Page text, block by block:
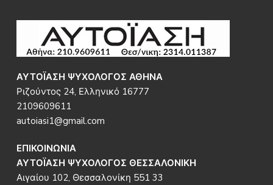
Footer
ΑΥΤΟΪΑΣΗ ΨΥΧΟΛΟΓΟΣ ΑΘΗΝΑ
Ριζούντος 24, Ελληνικό 16777
2109609611
autoiasi1@gmail.com
ΕΠΙΚΟΙΝΩΝΙΑ
ΑΥΤΟΪΑΣΗ ΨΥΧΟΛΟΓΟΣ ΘΕΣΣΑΛΟΝΙΚΗ
Αιγαίου 102, Θεσσαλονίκη 551 33